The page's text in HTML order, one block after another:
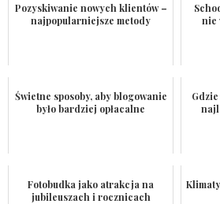
Pozyskiwanie nowych klientów –
najpopularniejsze metody
nie
Świetne sposoby, aby blogowanie
było bardziej opłacalne
Fotobudka jako atrakcja na
jubileuszach i rocznicach